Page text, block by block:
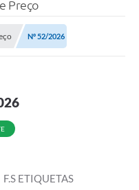
Preço
Nº 52/2026
F.S ETIQUETAS